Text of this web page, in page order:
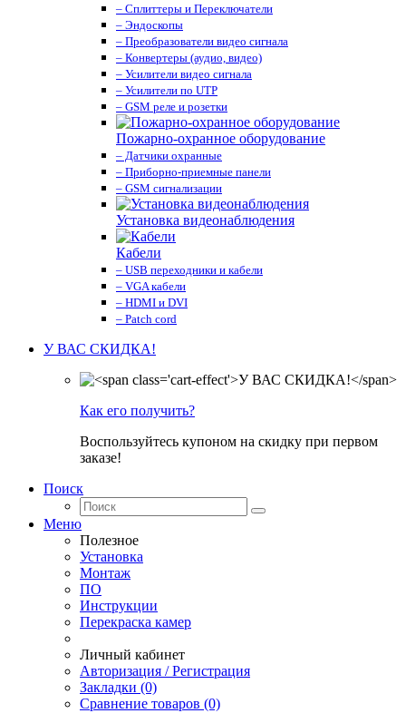
– Сплиттеры и Переключатели
– Эндоскопы
– Преобразователи видео сигнала
– Конвертеры (аудио, видео)
– Усилители видео сигнала
– Усилители по UTP
– GSM реле и розетки
Пожарно-охранное оборудование
– Датчики охранные
– Приборно-приемные панели
– GSM сигнализации
Установка видеонаблюдения
Кабели
– USB переходники и кабели
– VGA кабели
– HDMI и DVI
– Patch cord
У ВАС СКИДКА!
Как его получить?
Воспользуйтесь купоном на скидку при первом
заказе!
Поиск
Меню
Полезное
Установка
Монтаж
ПО
Инструкции
Перекраска камер
Личный кабинет
Авторизация / Регистрация
Закладки (0)
Сравнение товаров (0)